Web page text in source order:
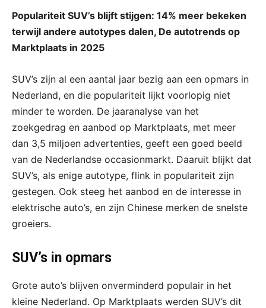
Populariteit SUV’s blijft stijgen: 14% meer bekeken
terwijl andere autotypes dalen, De autotrends op
Marktplaats in 2025
SUV’s zijn al een aantal jaar bezig aan een opmars in
Nederland, en die populariteit lijkt voorlopig niet
minder te worden. De jaaranalyse van het
zoekgedrag en aanbod op Marktplaats, met meer
dan 3,5 miljoen advertenties, geeft een goed beeld
van de Nederlandse occasionmarkt. Daaruit blijkt dat
SUV’s, als enige autotype, flink in populariteit zijn
gestegen. Ook steeg het aanbod en de interesse in
elektrische auto’s, en zijn Chinese merken de snelste
groeiers.
SUV’s in opmars
Grote auto’s blijven onverminderd populair in het
kleine Nederland. Op Marktplaats werden SUV’s dit